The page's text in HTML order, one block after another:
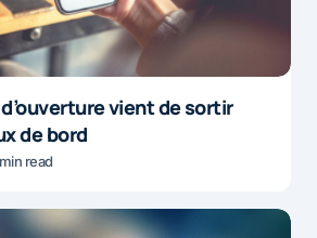
vient de sortir
de bord
read